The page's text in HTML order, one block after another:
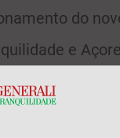
do
e
conjunto de